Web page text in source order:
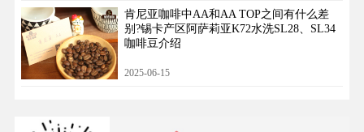
肯尼亚咖啡中AA和AA TOP之间有什么差
别?锡卡产区阿萨莉亚K72水洗SL28、SL34
咖啡豆介绍
2025-06-15